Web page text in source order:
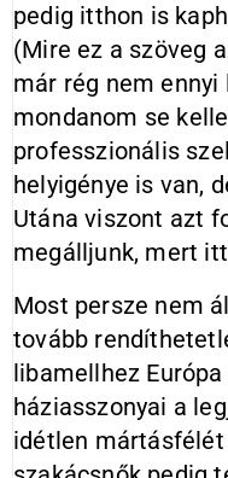
pedig itthon is
(Mire ez a szöveg
már rég nem
mondanom se
professzionális
helyigénye is van,
Utána viszont azt
megálljunk, mert
Most persze nem
tovább
libamellhez
háziasszonyai a
idétlen mártásfélét